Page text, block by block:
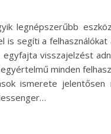
legnépszerűbb
segíti a felhasználókat
egyfajta visszajelzést
minden
ismerete